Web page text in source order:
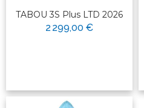
TABOU 3S Plus LTD 2026
2 299,00 €